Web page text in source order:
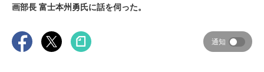
画部長 富士本州勇氏に話を伺った。
通知